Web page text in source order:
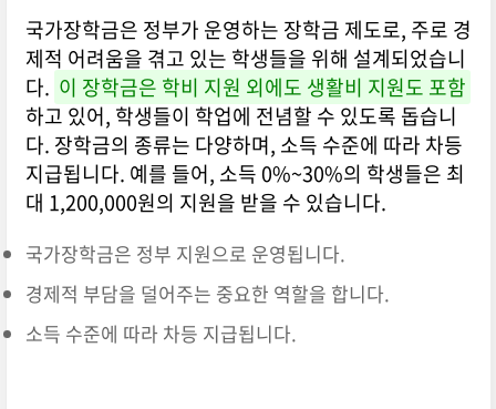
국가장학금은 정부가 운영하는 장학금 제도로, 주로 경
제적 어려움을 겪고 있는 학생들을 위해 설계되었습니
다. 이 장학금은 학비 지원 외에도 생활비 지원도 포함
하고 있어, 학생들이 학업에 전념할 수 있도록 돕습니
다. 장학금의 종류는 다양하며, 소득 수준에 따라 차등
지급됩니다. 예를 들어, 소득 0%~30%의 학생들은 최
대 1,200,000원의 지원을 받을 수 있습니다.
국가장학금은 정부 지원으로 운영됩니다.
경제적 부담을 덜어주는 중요한 역할을 합니다.
소득 수준에 따라 차등 지급됩니다.